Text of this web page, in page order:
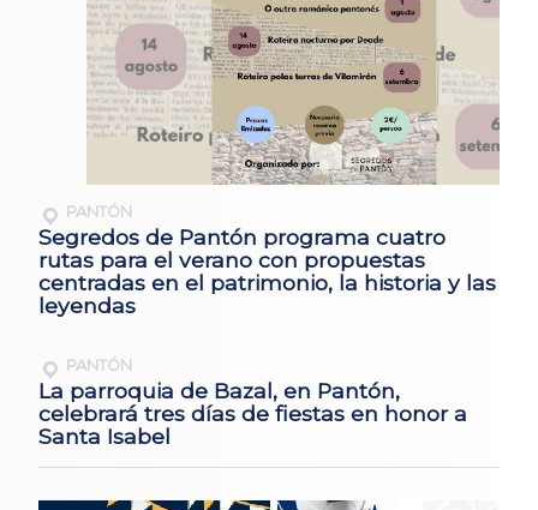
PANTÓN
Segredos de Pantón programa cuatro
rutas para el verano con propuestas
centradas en el patrimonio, la historia y las
leyendas
PANTÓN
La parroquia de Bazal, en Pantón,
celebrará tres días de fiestas en honor a
Santa Isabel